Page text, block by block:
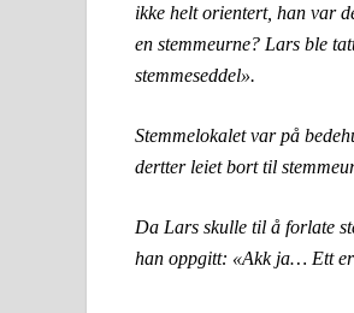
ikke helt orientert, han var
en stemmeurne? Lars ble
stemmeseddel».
Stemmelokalet var på
dertter leiet bort til
Da Lars skulle til å forlate
han oppgitt: «Akk ja… Ett